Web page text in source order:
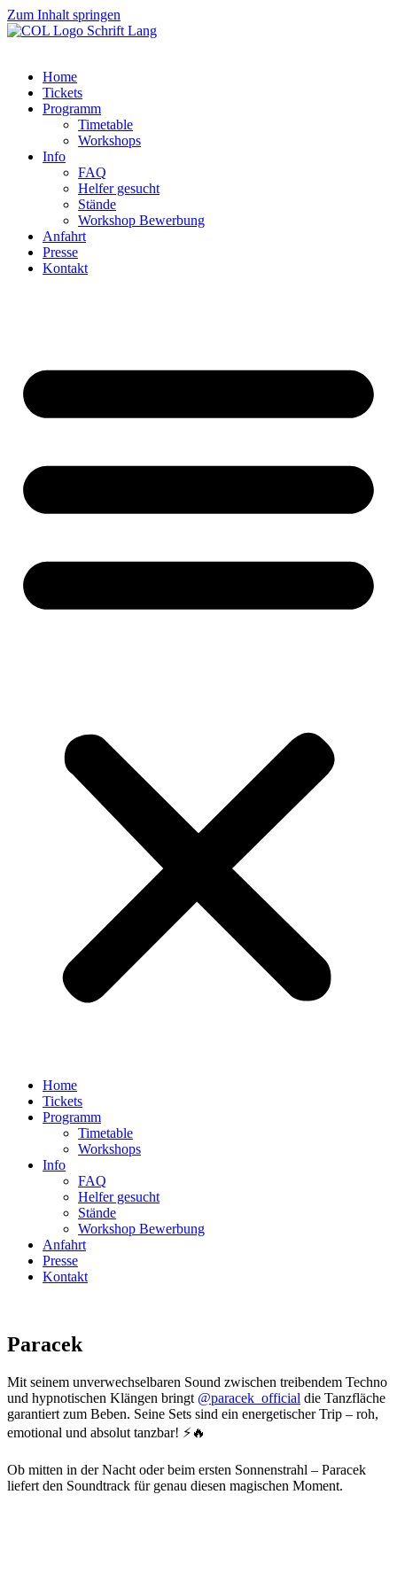
Zum Inhalt springen
Home
Tickets
Programm
Timetable
Workshops
Info
FAQ
Helfer gesucht
Stände
Workshop Bewerbung
Anfahrt
Presse
Kontakt
Home
Tickets
Programm
Timetable
Workshops
Info
FAQ
Helfer gesucht
Stände
Workshop Bewerbung
Anfahrt
Presse
Kontakt
Paracek
Mit seinem unverwechselbaren Sound zwischen treibendem Techno
und hypnotischen Klängen bringt @paracek_official die Tanzfläche
garantiert zum Beben. Seine Sets sind ein energetischer Trip – roh,
emotional und absolut tanzbar! ⚡️🔥
Ob mitten in der Nacht oder beim ersten Sonnenstrahl – Paracek
liefert den Soundtrack für genau diesen magischen Moment.